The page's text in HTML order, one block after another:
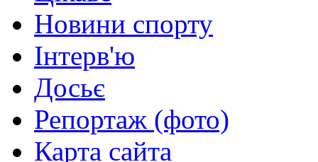
Новини спорту
Інтерв'ю
Досьє
Репортаж (фото)
Карта сайта